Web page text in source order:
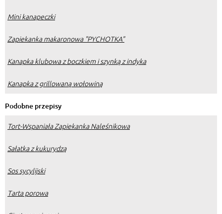
Mini kanapeczki
Zapiekanka makaronowa "PYCHOTKA"
Kanapka klubowa z boczkiem i szynką z indyka
Kanapka z grillowaną wołowiną
Podobne przepisy
Tort-Wspaniała Zapiekanka Naleśnikowa
Sałatka z kukurydzą
Sos sycylijski
Tarta porowa